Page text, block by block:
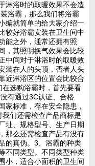
淋浴时的取暖效果不会造
浴霸，那么我们将浴霸
编就简单的给大家介绍一
较好浴霸安装在卫生间中
能之外，通常还拥有照
，其照明换气效果会比较
中间对于淋浴时的取暖效
装在人的头顶，否者人头
近淋浴区的位置会比较合
选购浴霸时，首先要看
有通过3C认证、合格
家标准，存在安全隐患，
们还需检查产品商标是
址、规格型号、生产日期
那么还需检查产品有没有
的真伪。3、浴霸的种类
不同类型。不同类型种类
小，适合小面积的卫生间